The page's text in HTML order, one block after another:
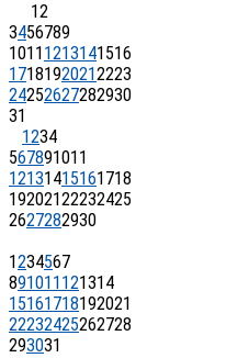
12
3456789
1011 1213141516
17181920212223
24252627282930
31
1234
567891011
12131415161718
19202122232425
2627282930
1234567
891011 121314
15161718192021
22232425262728
293031